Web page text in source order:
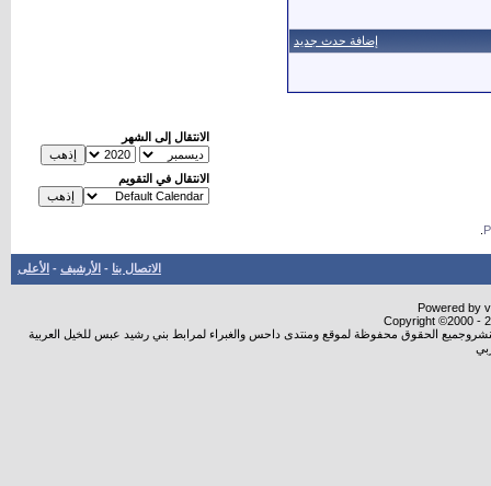
إضافة حدث جديد
الانتقال إلى الشهر
الانتقال في التقويم
الاتصال بنا - الأرشيف - الأعلى
Powered by
Copyright ©2000 -
الحقوق محفوظة لموقع ومنتدى داحس والغبراء لمرابط بني رشيد عبس للخيل العربية